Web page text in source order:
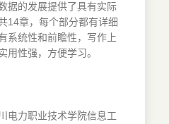
据的发展提供了具有实际
14章，每个部分都有详细
系统性和前瞻性，写作上
用性强，方便学习。
力职业技术学院信息工